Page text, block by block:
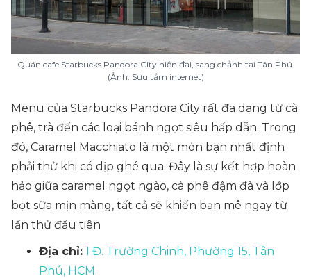
Quán cafe Starbucks Pandora City hiện đại, sang chảnh tại Tân Phú.
(Ảnh: Sưu tầm internet)
Menu của Starbucks Pandora City rất đa dạng từ cà
phê, trà đến các loại bánh ngọt siêu hấp dẫn. Trong
đó, Caramel Macchiato là một món bạn nhất định
phải thử khi có dịp ghé qua. Đây là sự kết hợp hoàn
hảo giữa caramel ngọt ngào, cà phê đậm đà và lớp
bọt sữa mịn màng, tất cả sẽ khiến bạn mê ngay từ
lần thử đầu tiên
Địa chỉ: 1 Đ. Trường Chinh, Phường 15, Tân
Phú, HCM.